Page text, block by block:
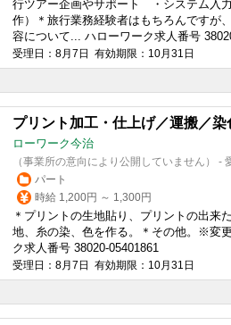
行ツアー企画やサポート ・システム入
作）＊旅行業務経験者はもちろんです
容について... ハローワーク求人番号
受理日：8月7日 有効期限：10月31日
プリント加工・仕上げ／運搬／染
ローワーク今治
（事業所の意向により公開していません） -
パート
時給 1,200円 ～ 1,300円
＊プリントの生地貼り、プリントの出来
地、糸の染、色を作る。＊その他。※変
ク求人番号 38020-05401861
受理日：8月7日 有効期限：10月31日